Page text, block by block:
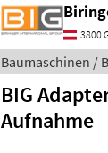
3800
Baumaschinen /
BIG
Aufnahme